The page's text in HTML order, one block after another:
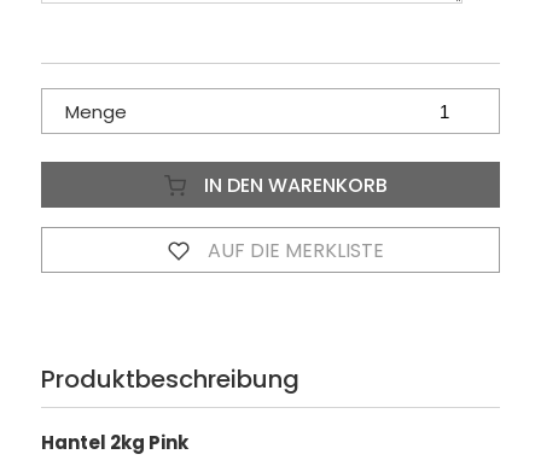
Menge
IN DEN WARENKORB
AUF DIE MERKLISTE
Produktbeschreibung
Hantel 2kg Pink